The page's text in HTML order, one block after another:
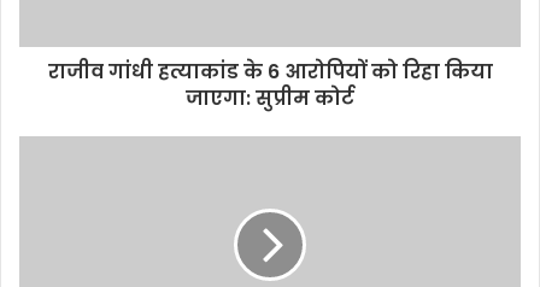
राजीव गांधी हत्याकांड के 6 आरोपियों को रिहा किया
जाएगा: सुप्रीम कोर्ट